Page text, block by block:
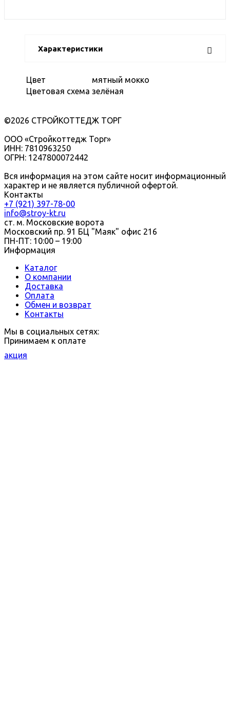
Характеристики
Цвет
мятный мокко
Цветовая схема зелёная
©2026 СТРОЙКОТТЕДЖ ТОРГ
ООО «Стройкоттедж Торг»
ИНН: 7810963250
ОГРН: 1247800072442
Вся информация на этом сайте носит информационный
характер и не является публичной офертой.
Контакты
+7 (921) 397-78-00
info@stroy-kt.ru
ст. м. Московские ворота
Московский пр. 91 БЦ "Маяк" офис 216
ПН-ПТ: 10:00 – 19:00
Информация
Каталог
О компании
Доставка
Оплата
Обмен и возврат
Контакты
Мы в социальных сетях:
Принимаем к оплате
акция